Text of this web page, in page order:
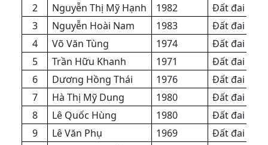
2
Nguyễn Thị Mỹ Hạnh 1982
Đất đai
3
Nguyễn Hoài Nam 1983
Đất đai
4
Võ Văn Tùng 1974
Đất đai
5
Trần Hữu Khanh 1971
Đất đai
6
Dương Hồng Thái 1976
Đất đai
7
Hà Thị Mỹ Dung 1980
Đất đai
8
Lê Quốc Hùng 1980
Đất đai
9
Lê Văn Phụ 1969
Đất đai